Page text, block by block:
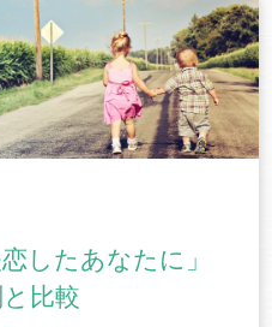
contentしたあなたに」
比較